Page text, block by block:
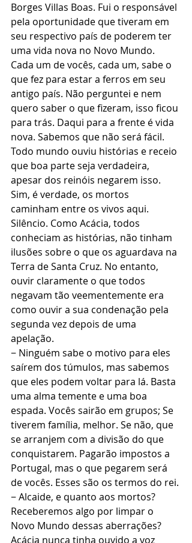
Borges Villas Boas. Fui o responsável
pela oportunidade que tiveram em
seu respectivo país de poderem ter
uma vida nova no Novo Mundo.
Cada um de vocês, cada um, sabe o
que fez para estar a ferros em seu
antigo país. Não perguntei e nem
quero saber o que fizeram, isso ficou
para trás. Daqui para a frente é vida
nova. Sabemos que não será fácil.
Todo mundo ouviu histórias e receio
que boa parte seja verdadeira,
apesar dos reinóis negarem isso.
Sim, é verdade, os mortos
caminham entre os vivos aqui.
Silêncio. Como Acácia, todos
conheciam as histórias, não tinham
ilusões sobre o que os aguardava na
Terra de Santa Cruz. No entanto,
ouvir claramente o que todos
negavam tão veementemente era
como ouvir a sua condenação pela
segunda vez depois de uma
apelação.
− Ninguém sabe o motivo para eles
saírem dos túmulos, mas sabemos
que eles podem voltar para lá. Basta
uma alma temente e uma boa
espada. Vocês sairão em grupos; Se
tiverem família, melhor. Se não, que
se arranjem com a divisão do que
conquistarem. Pagarão impostos a
Portugal, mas o que pegarem será
de vocês. Esses são os termos do rei.
− Alcaide, e quanto aos mortos?
Receberemos algo por limpar o
Novo Mundo dessas aberrações?
Acácia nunca tinha ouvido a voz